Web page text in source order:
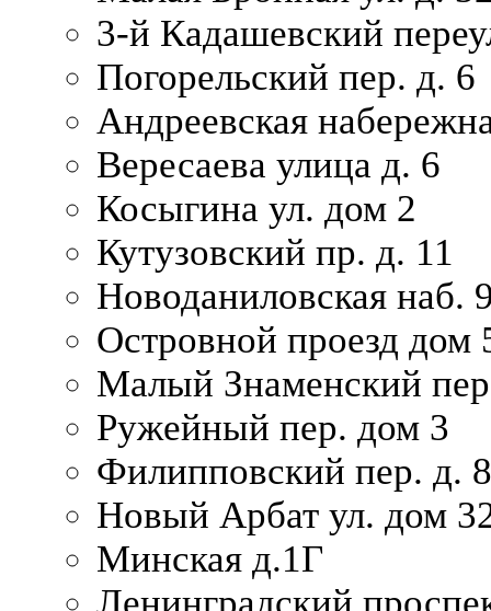
3-й Кадашевский
Погорельский пер. д. 6
Андреевская
Вересаева улица д. 6
Косыгина ул. дом 2
Кутузовский пр. д. 11
Новоданиловская наб.
Островной проезд дом
Малый Знаменский
Ружейный пер. дом 3
Филипповский пер. д. 8
Новый Арбат ул. дом
Минская д.1Г